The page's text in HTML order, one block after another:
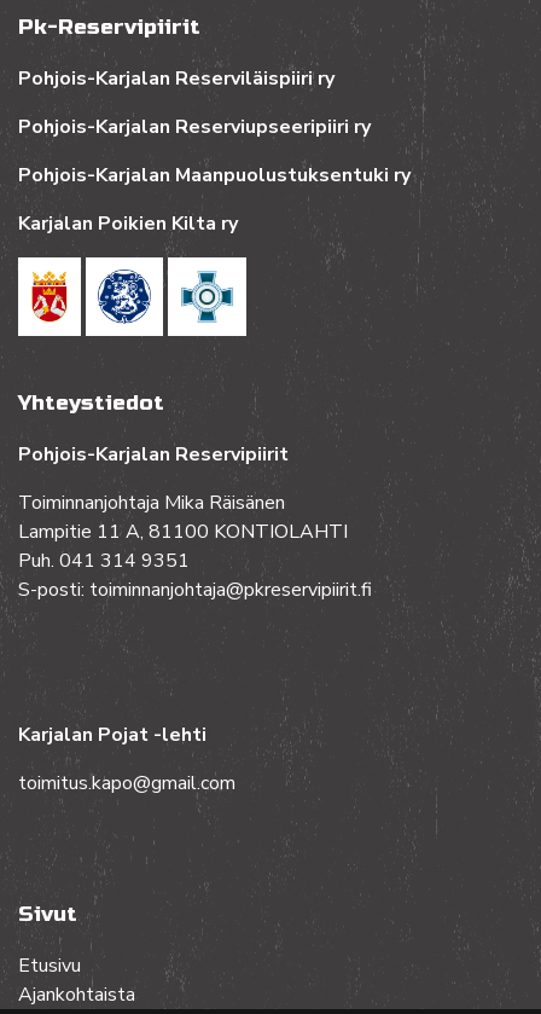
Pk-Reservipiirit
Pohjois-Karjalan Reserviläispiiri ry
Pohjois-Karjalan Reserviupseeripiiri ry
Pohjois-Karjalan Maanpuolustuksentuki ry
Karjalan Poikien Kilta ry
Yhteystiedot
Pohjois-Karjalan Reservipiirit
Toiminnanjohtaja Mika Räisänen
Lampitie 11 A, 81100 KONTIOLAHTI
Puh. 041 314 9351
S-posti: toiminnanjohtaja@pkreservipiirit.fi
Karjalan Pojat -lehti
toimitus.kapo@gmail.com
Sivut
Etusivu
Ajankohtaista